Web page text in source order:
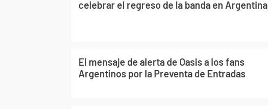
celebrar el regreso de la banda en Argentina
El mensaje de alerta de Oasis a los fans
Argentinos por la Preventa de Entradas